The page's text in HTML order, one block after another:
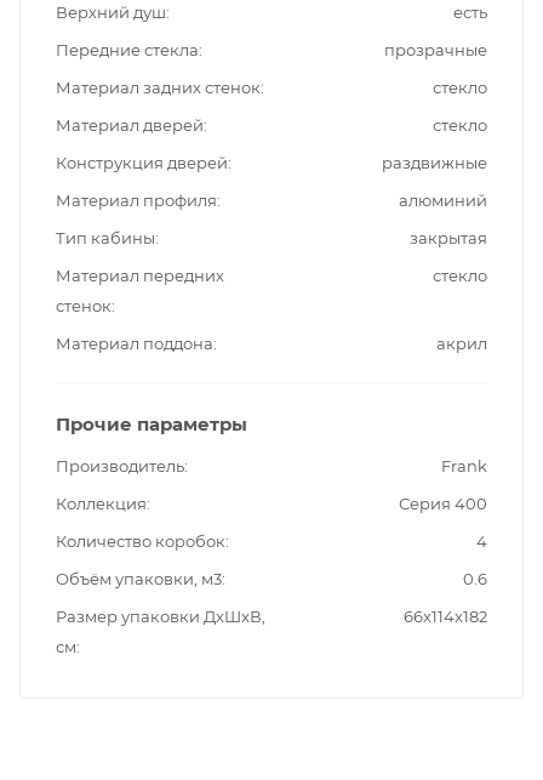
Верхний душ
есть
Передние стекла
прозрачные
Материал задних стенок
стекло
Материал дверей
стекло
Конструкция дверей
раздвижные
Материал профиля
алюминий
Тип кабины
закрытая
Материал передних
стенок
стекло
Материал поддона акрил
Прочие параметры
Производитель
Frank
Коллекция
Серия 400
Количество коробок
4
Объём упаковки, м3
0.6
Размер упаковки ДxШxВ,
см
66x114x182